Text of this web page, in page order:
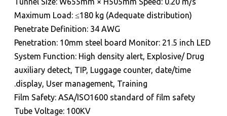
Maximum Load: ≤180 kg (Adequate distribution)
Penetrate Definition: 34 AWG
Penetration: 10mm steel board Monitor: 21.5 inch LED
System Function: High density alert, Explosive/ Drug
auxiliary detect, TIP, Luggage counter, date/time
display, User management, Training.
Film Safety: ASA/ISO1600 standard of film safety
Tube Voltage: 100KV
للحجز و الاستعلام